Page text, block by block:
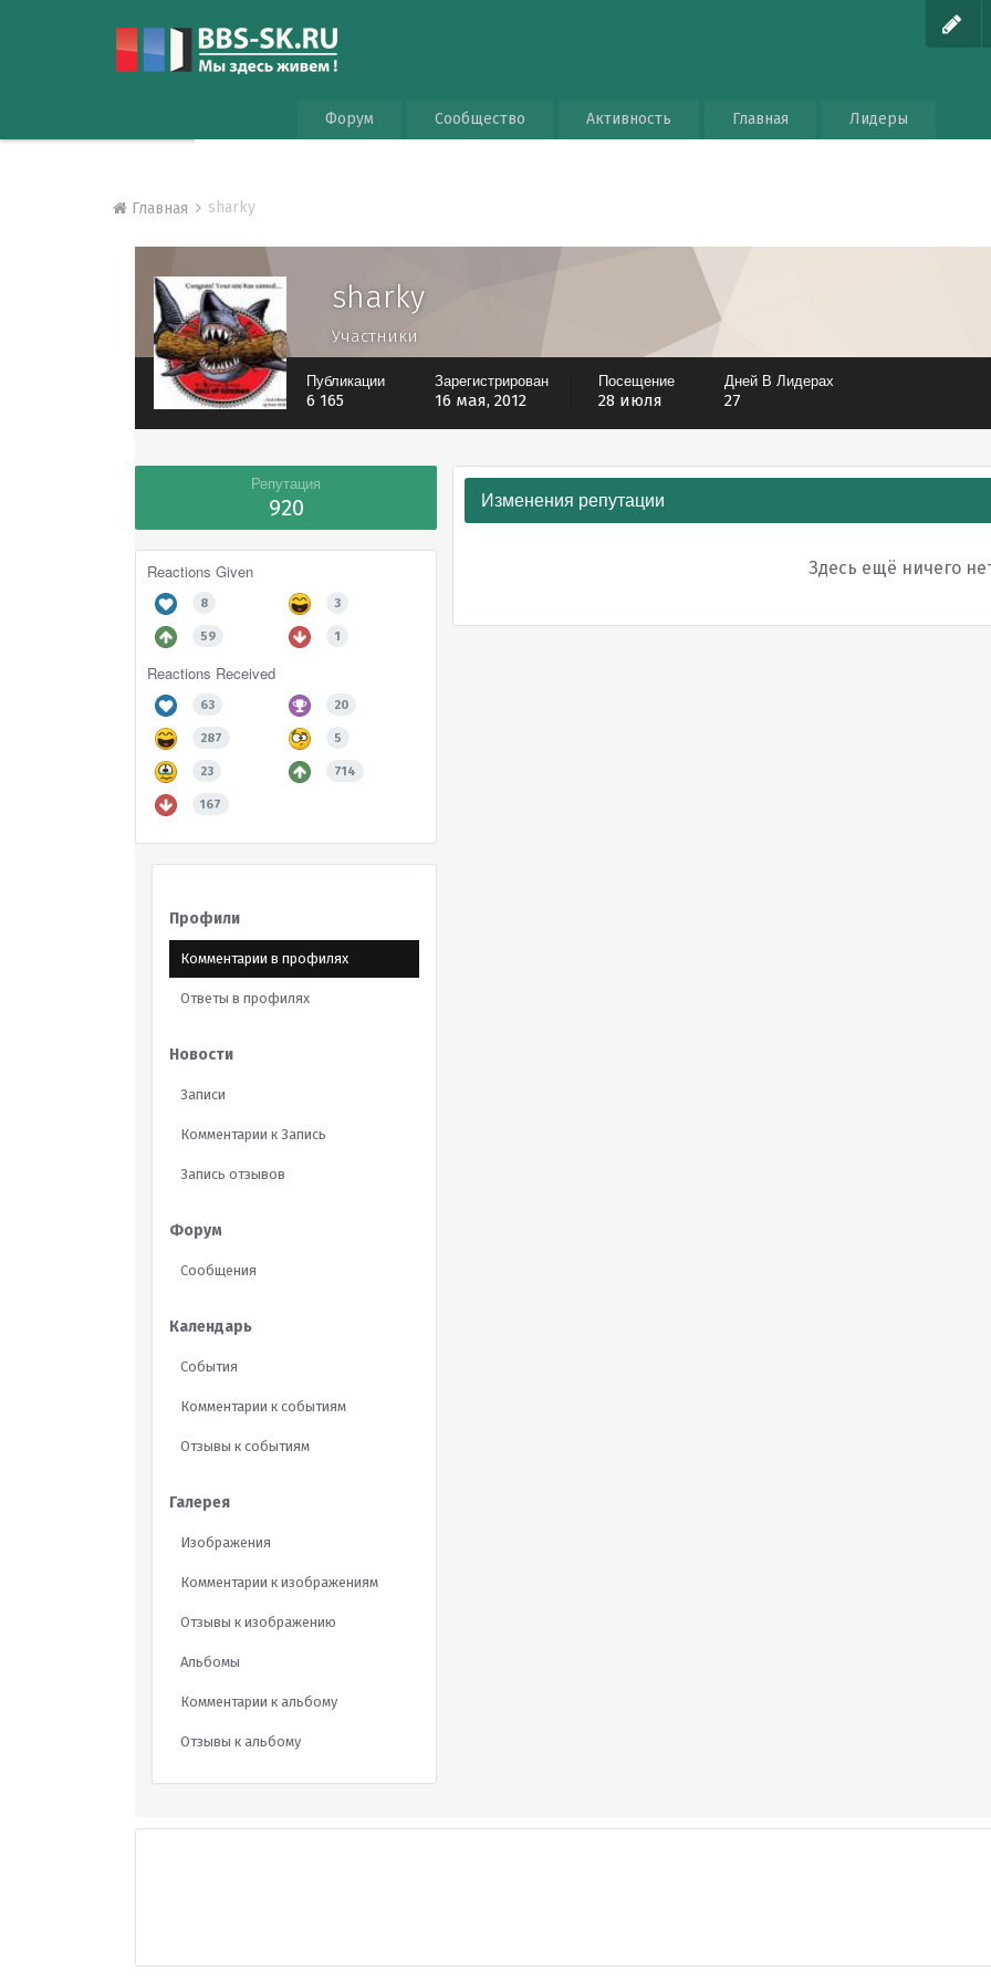
Форум Сообщество Активность Главная Лидеры
Главная sharky
sharky
Участники
Публикации
6 165
Зарегистрирован
16 мая, 2012
Посещение
28 июля
Дней В Лидерах
27
Репутация
920
Reactions Given
8 3
59 1
Reactions Received
63 20
287 5
23 714
167
Профили
Комментарии в профилях
Ответы в профилях
Новости
Записи
Комментарии к Запись
Запись отзывов
Форум
Сообщения
Календарь
События
Комментарии к событиям
Отзывы к событиям
Галерея
Изображения
Комментарии к изображениям
Отзывы к изображению
Альбомы
Комментарии к альбому
Отзывы к альбому
Изменения репутации
Здесь ещё ничего